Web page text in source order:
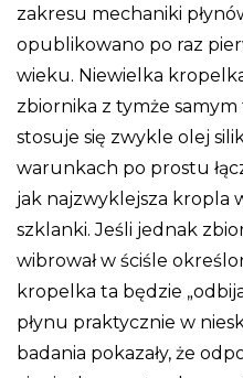
zakresu mechaniki
opublikowano po raz
wieku. Niewielka
zbiornika z tymże samym
stosuje się zwykle olej
warunkach po prostu
jak najzwyklejsza kropla
szklanki. Jeśli jednak
wibrował w ściśle
kropelka ta będzie
płynu praktycznie w
badania pokazały, że